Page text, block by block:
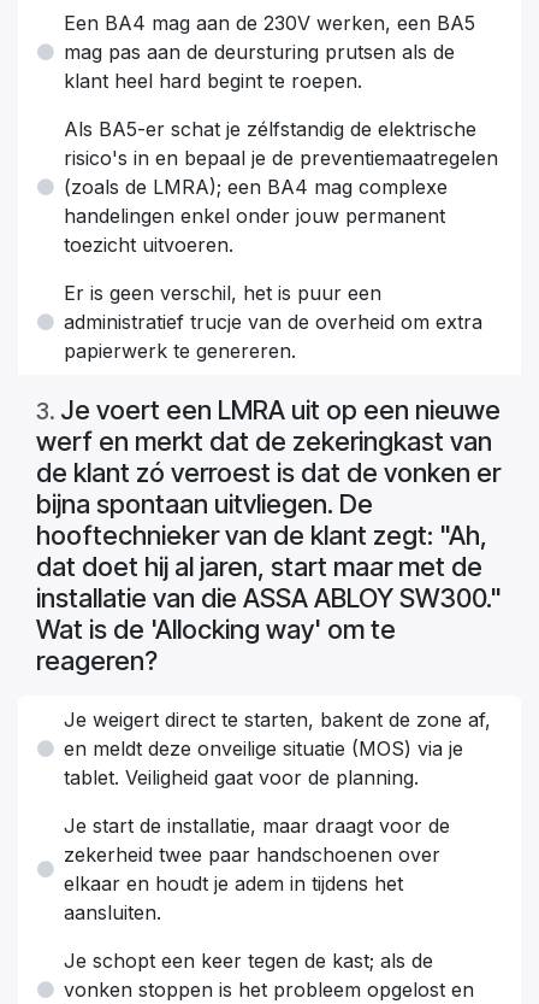
Een BA4 mag aan de 230V werken, een BA5
mag pas aan de deursturing prutsen als de
klant heel hard begint te roepen.
Als BA5-er schat je zélfstandig de elektrische
risico's in en bepaal je de preventiemaatregelen
(zoals de LMRA); een BA4 mag complexe
handelingen enkel onder jouw permanent
toezicht uitvoeren.
Er is geen verschil, het is puur een
administratief trucje van de overheid om extra
papierwerk te genereren.
3. Je voert een LMRA uit op een nieuwe
werf en merkt dat de zekeringkast van
de klant zó verroest is dat de vonken er
bijna spontaan uitvliegen. De
hooftechnieker van de klant zegt: "Ah,
dat doet hij al jaren, start maar met de
installatie van die ASSA ABLOY SW300."
Wat is de 'Allocking way' om te
reageren?
Je weigert direct te starten, bakent de zone af,
en meldt deze onveilige situatie (MOS) via je
tablet. Veiligheid gaat voor de planning.
Je start de installatie, maar draagt voor de
zekerheid twee paar handschoenen over
elkaar en houdt je adem in tijdens het
aansluiten.
Je schopt een keer tegen de kast; als de
vonken stoppen is het probleem opgelost en